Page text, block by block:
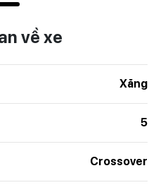
về xe
Xăng
5
Crossover